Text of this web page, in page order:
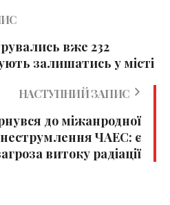
вже 232
залишатись у місті
НАСТУПНИЙ ЗАПИС
до міжанродної
ЧАЕС: є
витоку радіації